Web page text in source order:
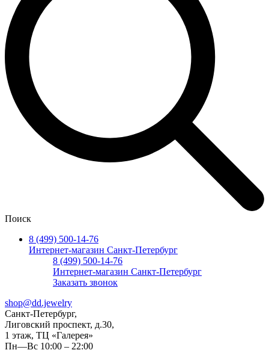
Поиск
8 (499) 500-14-76
Интернет-магазин Санкт-Петербург
8 (499) 500-14-76
Интернет-магазин Санкт-Петербург
Заказать звонок
shop@dd.jewelry
Санкт-Петербург,
Лиговский проспект, д.30,
1 этаж, ТЦ «Галерея»
Пн—Вс 10:00 – 22:00